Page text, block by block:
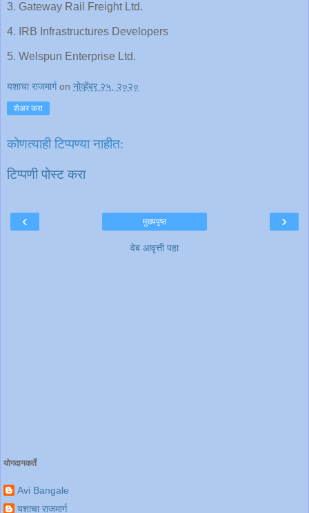
3. Gateway Rail Freight Ltd.
4. IRB Infrastructures Developers
5. Welspun Enterprise Ltd.
यशाचा राजमार्ग on नोव्हेंबर २५, २०२०
शेअर करा
कोणत्याही टिप्पण्‍या नाहीत:
टिप्पणी पोस्ट करा
‹ ›
मुख्यपृष्ठ
वेब आवृत्ती पहा
योगदानकर्ते
Avi Bangale
यशाचा राजमार्ग